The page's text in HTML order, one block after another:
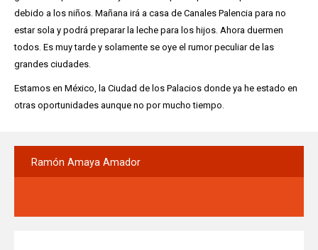
debido a los niños. Mañana irá a casa de Canales Palencia para no
estar sola y podrá preparar la leche para los hijos. Ahora duermen
todos. Es muy tarde y solamente se oye el rumor peculiar de las
grandes ciudades.
Estamos en México, la Ciudad de los Palacios donde ya he estado en
otras oportunidades aunque no por mucho tiempo.
Ramón Amaya Amador